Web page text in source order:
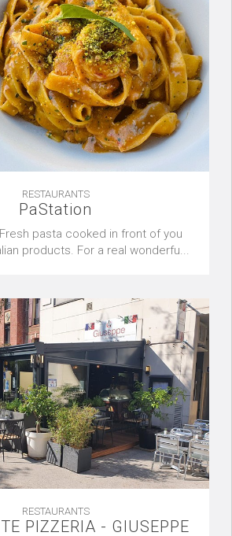
RESTAURANTS
PaStation
Fresh pasta cooked in front of you
products. For a real wonderfu...
RESTAURANTS
PIZZERIA - GIUSEPPE